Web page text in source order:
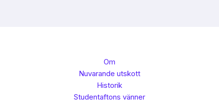
Om
Nuvarande utskott
Historik
Studentaftons vänner